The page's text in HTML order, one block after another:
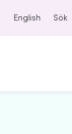
English Sök